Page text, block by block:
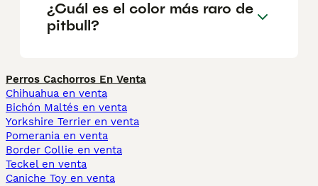
¿Cuál es el color más raro de
pitbull?
Perros Cachorros En Venta
Chihuahua en venta
Bichón Maltés en venta
Yorkshire Terrier en venta
Pomerania en venta
Border Collie en venta
Teckel en venta
Caniche Toy en venta